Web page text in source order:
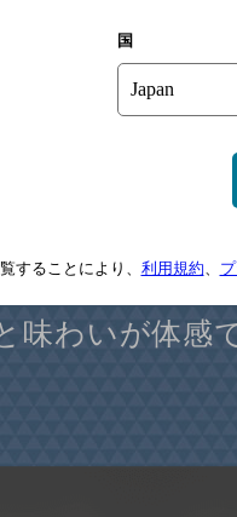
史とクラフト
味わいが体感
国
することにより、 利用規約、